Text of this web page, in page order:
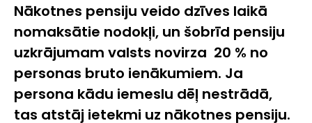
Nākotnes pensiju veido dzīves laikā
nomaksātie nodokļi, un šobrīd pensiju
uzkrājumam valsts novirza 20 % no
personas bruto ienākumiem. Ja
persona kādu iemeslu dēļ nestrādā,
tas atstāj ietekmi uz nākotnes pensiju.